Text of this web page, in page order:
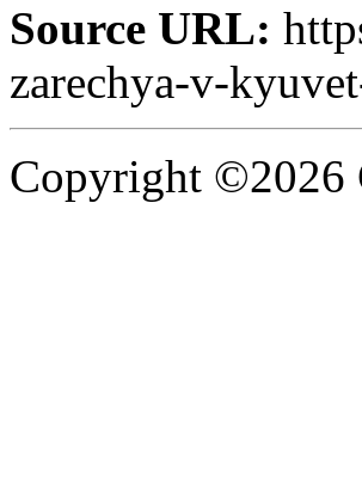
Source URL:
zarechya-v-
Copyright ©2026